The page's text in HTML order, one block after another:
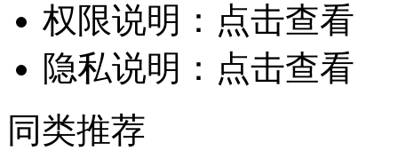
权限说明： 点击查看
隐私说明： 点击查看
同类推荐